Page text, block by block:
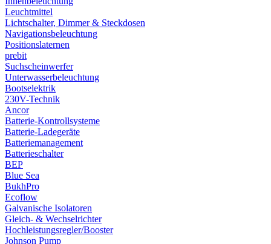
Leuchtmittel
Lichtschalter, Dimmer & Steckdosen
Navigationsbeleuchtung
Positionslaternen
prebit
Suchscheinwerfer
Unterwasserbeleuchtung
Bootselektrik
230V-Technik
Ancor
Batterie-Kontrollsysteme
Batterie-Ladegeräte
Batteriemanagement
Batterieschalter
BEP
Blue Sea
BukhPro
Ecoflow
Galvanische Isolatoren
Gleich- & Wechselrichter
Hochleistungsregler/Booster
Johnson Pump